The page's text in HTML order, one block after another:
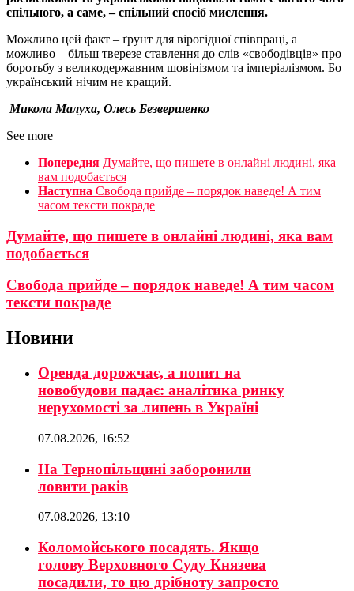
спільного, а саме, – спільний спосіб мислення.
Можливо цей факт – ґрунт для вірогідної співпраці, а
можливо – більш тверезе ставлення до слів «свободівців» про
боротьбу з великодержавним шовінізмом та імперіалізмом. Бо
український нічим не кращий.
Микола Малуха, Олесь Безвершенко
See more
Попередня Думайте, що пишете в онлайні людині, яка
вам подобається
Наступна Свобода прийде – порядок наведе! А тим
часом тексти покраде
Думайте, що пишете в онлайні людині, яка вам
подобається
Свобода прийде – порядок наведе! А тим часом
тексти покраде
Новини
Оренда дорожчає, а попит на
новобудови падає: аналітика ринку
нерухомості за липень в Україні
07.08.2026, 16:52
На Тернопільщині заборонили
ловити раків
07.08.2026, 13:10
Коломойського посадять. Якщо
голову Верховного Суду Князева
посадили, то цю дрібноту запросто